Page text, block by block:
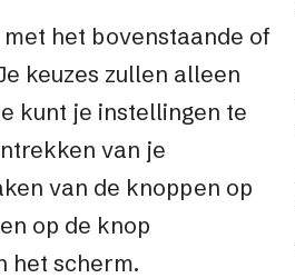
het bovenstaande of
keuzes zullen alleen
kunt je instellingen te
van je
van de knoppen op
op de knop
het scherm.
dan ooit.
“Voorheen moesten we
handmatig invoeren en
automatisch, en dat
vertelt Mariska. “De
veel beter en